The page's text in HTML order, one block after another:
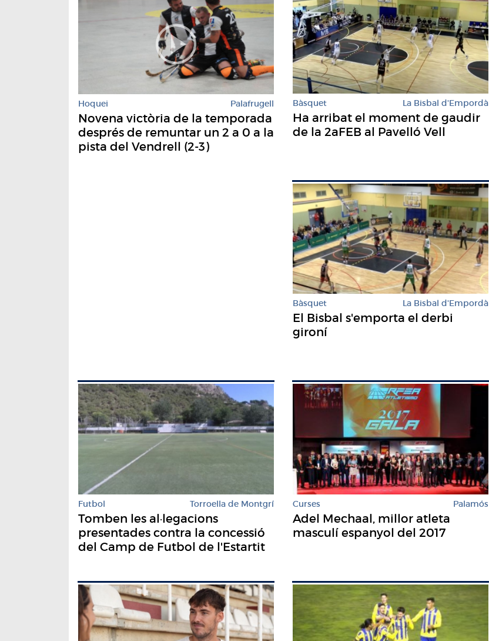
Hoquei Palafrugell
Novena victòria de la temporada
després de remuntar un 2 a 0 a la
pista del Vendrell (2-3)
Bàsquet La Bisbal d'Empordà
Ha arribat el moment de gaudir
de la 2aFEB al Pavelló Vell
Bàsquet La Bisbal d'Empordà
El Bisbal s'emporta el derbi
gironí
Futbol Torroella de Montgrí
Tomben les al·legacions
presentades contra la concessió
del Camp de Futbol de l'Estartit
Curses Palamós
Adel Mechaal, millor atleta
masculí espanyol del 2017